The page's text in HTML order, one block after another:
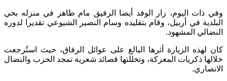
وفي ذات اليوم، زار الوفد أيضا الرفيق مام طاهر في منزله بحي
البلدية في أربيل، وقام بتقليده وسام النصير الشيوعي تقديرا لدوره
النضالي المشهود.
كان لهذه الزيارة أثرها البالغ على عوائل الرفاق، حيث استُرجعت
خلالها ذكريات المعركة، وتخللتها قصائد شعرية تمجد الحزب والنضال
الانصاري.